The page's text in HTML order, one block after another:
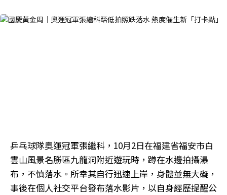
乒乓球隊奧運冠軍張繼科，10月2日在福建省福安市白
雲山風景名勝區九龍洞附近遊玩時，蹲在水邊拍攝瀑
布，不慎落水。所幸其自行迅速上岸，身體並無大礙，
事後在個人社交平台發布落水影片，以自身經歷提醒公